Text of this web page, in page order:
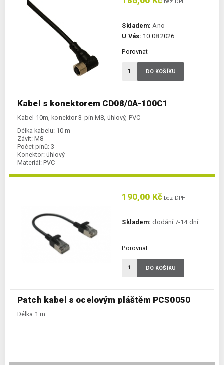
Kabel s konektorem CD08/0A-100C1
Kabel 10m, konektor 3-pin M8, úhlový, PVC
Délka kabelu: 10 m
Závit: M8
Počet pinů: 3
Konektor: úhlový
Materiál: PVC
bez DPH
Skladem: Ano
U Vás: 10.08.2026
Porovnat
DO KOŠÍKU
Patch kabel s ocelovým pláštěm PCS0050
Délka 1 m
190,00 Kč bez DPH
Skladem: dodání 7-14 dní
Porovnat
DO KOŠÍKU